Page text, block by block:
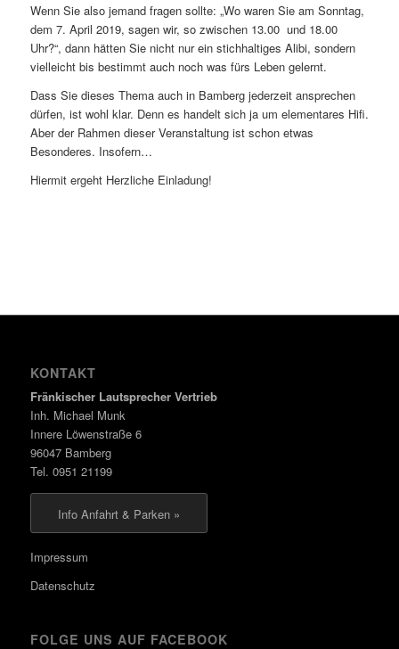
Wenn Sie also jemand fragen sollte: „Wo waren Sie am Sonntag,
dem 7. April 2019, sagen wir, so zwischen 13.00 und 18.00
Uhr?“, dann hätten Sie nicht nur ein stichhaltiges Alibi, sondern
vielleicht bis bestimmt auch noch was fürs Leben gelernt.
Dass Sie dieses Thema auch in Bamberg jederzeit ansprechen
dürfen, ist wohl klar. Denn es handelt sich ja um elementares Hifi.
Aber der Rahmen dieser Veranstaltung ist schon etwas
Besonderes. Insofern…
Hiermit ergeht Herzliche Einladung!
KONTAKT
Fränkischer Lautsprecher Vertrieb
Inh. Michael Munk
Innere Löwenstraße 6
96047 Bamberg
Tel. 0951 21199
Info Anfahrt & Parken »
Impressum
Datenschutz
FOLGE UNS AUF FACEBOOK